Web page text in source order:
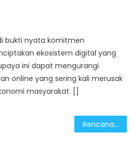
bukti nyata komitmen
ekosistem digital yang
ini dapat mengurangi
online yang sering kali merusak
masyarakat. []
Rencana Pemerintah Terbitkan PP Berantas Judi Online Banjir Dukungan